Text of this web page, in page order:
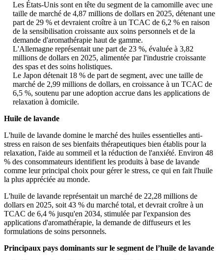
Les États-Unis sont en tête du segment de la camomille avec une
taille de marché de 4,87 millions de dollars en 2025, détenant une
part de 29 % et devraient croître à un TCAC de 6,2 % en raison
de la sensibilisation croissante aux soins personnels et de la
demande d'aromathérapie haut de gamme.
L'Allemagne représentait une part de 23 %, évaluée à 3,82
millions de dollars en 2025, alimentée par l'industrie croissante
des spas et des soins holistiques.
Le Japon détenait 18 % de part de segment, avec une taille de
marché de 2,99 millions de dollars, en croissance à un TCAC de
6,5 %, soutenu par une adoption accrue dans les applications de
relaxation à domicile.
Huile de lavande
L'huile de lavande domine le marché des huiles essentielles anti-
stress en raison de ses bienfaits thérapeutiques bien établis pour la
relaxation, l'aide au sommeil et la réduction de l'anxiété. Environ 48
% des consommateurs identifient les produits à base de lavande
comme leur principal choix pour gérer le stress, ce qui en fait l'huile
la plus appréciée au monde.
L'huile de lavande représentait un marché de 22,28 millions de
dollars en 2025, soit 43 % du marché total, et devrait croître à un
TCAC de 6,4 % jusqu'en 2034, stimulée par l'expansion des
applications d'aromathérapie, la demande de diffuseurs et les
formulations de soins personnels.
Principaux pays dominants sur le segment de l’huile de lavande